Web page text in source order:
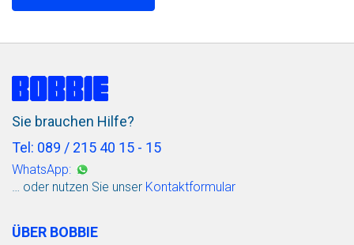
Sie brauchen Hilfe?
Tel: 089 / 215 40 15 - 15
WhatsApp:
… oder nutzen Sie unser Kontaktformular
ÜBER BOBBIE